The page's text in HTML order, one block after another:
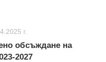
г.
обсъждане на
2027